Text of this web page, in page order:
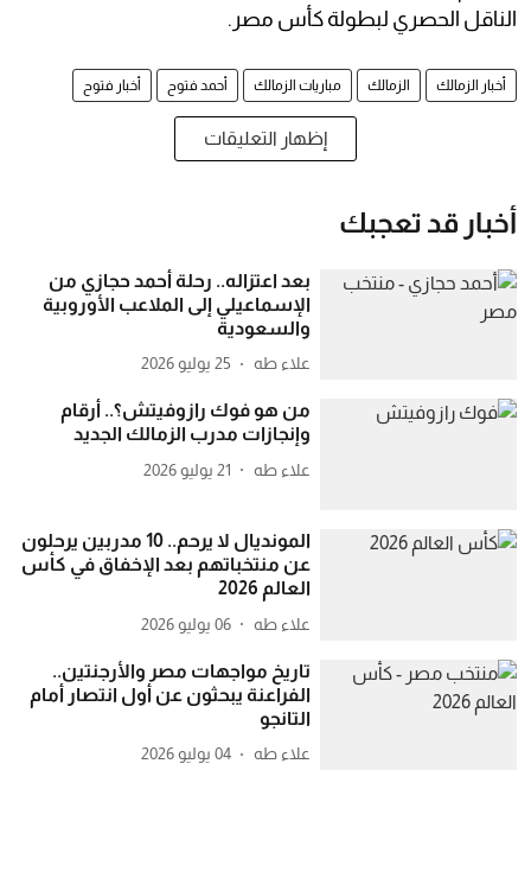
الناقل الحصري لبطولة كأس مصر.
أخبار الزمالك الزمالك مباريات الزمالك أحمد فتوح أخبار فتوح
إظهار التعليقات
أخبار قد تعجبك
بعد اعتزاله.. رحلة أحمد حجازي من
الإسماعيلي إلى الملاعب الأوروبية
والسعودية
علاء طه 25 يوليو 2026
من هو فوك رازوفيتش؟.. أرقام
وإنجازات مدرب الزمالك الجديد
علاء طه 21 يوليو 2026
المونديال لا يرحم.. 10 مدربين يرحلون
عن منتخباتهم بعد الإخفاق في كأس
العالم 2026
علاء طه 06 يوليو 2026
تاريخ مواجهات مصر والأرجنتين..
الفراعنة يبحثون عن أول انتصار أمام
التانجو
علاء طه 04 يوليو 2026